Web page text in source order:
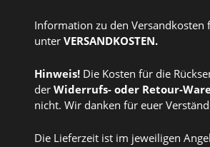
Information zu den Versandkosten
unter VERSANDKOSTEN.
Hinweis! Die Kosten für die
der Widerrufs- oder Retour-
nicht. Wir danken für euer
Die Lieferzeit ist im jeweiligen